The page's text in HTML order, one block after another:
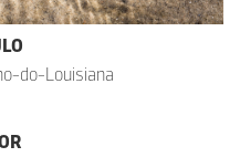
do-Louisiana